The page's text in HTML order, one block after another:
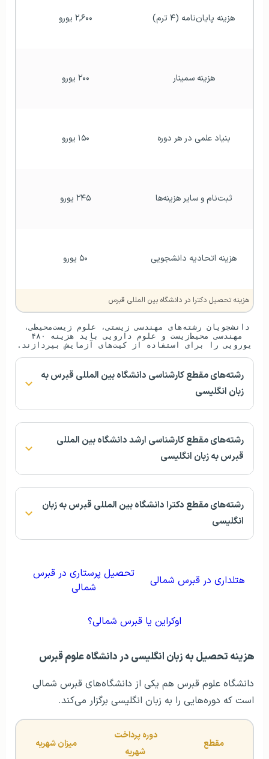
هزینه پایان‌نامه (۴ ترم) ۲,۶۰۰ یورو
هزینه سمینار ۲۰۰ یورو
بنیاد علمی در هر دوره ۱۵۰ یورو
ثبت‌نام و سایر هزینه‌ها ۲۴۵ یورو
هزینه اتحادیه دانشجویی ۵۰ یورو
هزینه تحصیل دکترا در دانشگاه بین المللی قبرس
یورویی را برای استفاده از کیت‌های آزمایش بپردازند.
رشته‌های مقطع کارشناسی دانشگاه بین المللی قبرس به
زبان انگلیسی
رشته‌های مقطع کارشناسی ارشد دانشگاه بین المللی
قبرس به زبان انگلیسی
رشته‌های مقطع دکترا دانشگاه بین المللی قبرس به زبان
انگلیسی
هتلداری در قبرس شمالی
تحصیل پرستاری در قبرس
شمالی
اوکراین یا قبرس شمالی؟
هزینه تحصیل به زبان انگلیسی در دانشگاه علوم قبرس
دانشگاه علوم قبرس هم یکی از دانشگاه‌های قبرس شمالی
است که دوره‌هایی را به زبان انگلیسی برگزار می‌کند.
مقطع
شهریه
میزان شهریه